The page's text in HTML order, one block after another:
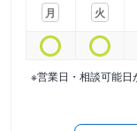
月
火
※営業日・相談可能日